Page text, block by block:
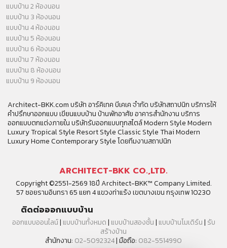
แบบบ้าน 2 ห้องนอน
แบบบ้าน 3 ห้องนอน
แบบบ้าน 4 ห้องนอน
แบบบ้าน 5 ห้องนอน
แบบบ้าน 6 ห้องนอน
แบบบ้าน 7 ห้องนอน
แบบบ้าน 8 ห้องนอน
แบบบ้าน 9 ห้องนอน
Architect-BKK.com บริษัท อาร์คิเทค บีเคเค จำกัด บริษัทสถาปนิก บริการให้
คำปรึกษาออกแบบ เขียนแบบบ้าน บ้านพักอาศัย อาคารสำนักงาน บริการ
ออกแบบตกแต่งภายใน บริษัทรับออกแบบทุกสไตล์ Modern Style Modern
Luxury Tropical Style Resort Style Classic Style Thai Modern
Luxury Home Contemporary Style โดยทีมงานสถาปนิก
ARCHITECT-BKK CO.,LTD.
Copyright ©2551-2569 18ปี Architect-BKK™ Company Limited.
57 ซอยรามอินทรา 65 แยก 4 แขวงท่าแร้ง เขตบางเขน กรุงเทพ 10230
ติดต่อออกแบบบ้าน
ออกแบบออนไลน์| แบบบ้านทั้งหมด| แบบบ้านสองชั้น| แบบบ้านโมเดิร์น| รับ
สร้างบ้าน
สำนักงาน: 02-5092324| มือถือ: 082-5514990